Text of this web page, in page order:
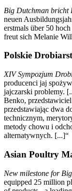
Big Dutchman bricht
neuen
erstmals über 50
freut sich Melanie
Polskie
XIV Sympozjum
producenci jaj
jajczarski problemy.
Benko,
przedstawiając dwa
technicznym,
metody chowu i
alternatywnych. [...]“
Asian Poultry
New milestone for
equipped 25 million